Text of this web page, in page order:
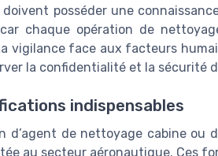
posséder une
chaque opération de
vigilance face aux facteurs
la confidentialité et la sécurité
indispensables
d’agent de nettoyage cabine ou
au secteur aéronautique. Ces